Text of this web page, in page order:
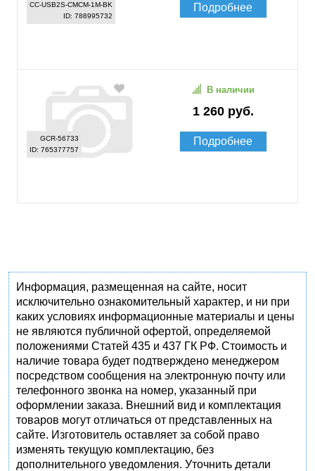
CC-USB2S-CMCM-1M-BK
ID: 788995732
Подробнее
GCR-56733
ID: 765377757
1 260 руб.
В наличии
Подробнее
Информация, размещенная на сайте, носит
исключительно ознакомительный характер, и ни при
каких условиях информационные материалы и цены
не являются публичной офертой, определяемой
положениями Статей 435 и 437 ГК РФ. Стоимость и
наличие товара будет подтверждено менеджером
посредством сообщения на электронную почту или
телефонного звонка на номер, указанный при
оформлении заказа. Внешний вид и комплектация
товаров могут отличаться от представленных на
сайте. Изготовитель оставляет за собой право
изменять текущую комплектацию, без
дополнительного уведомления. Уточнить детали